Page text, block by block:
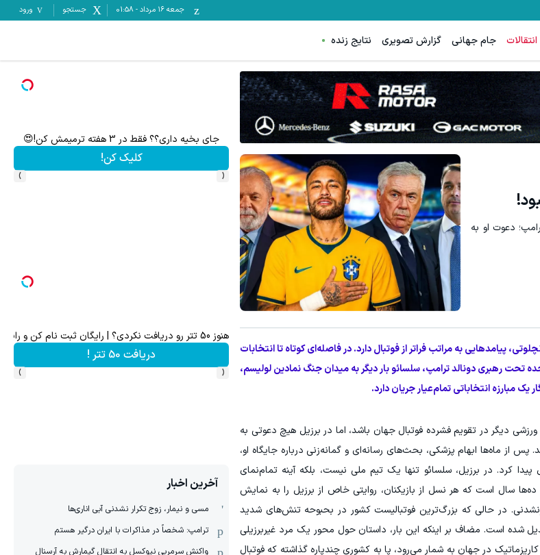
جمعه ۱۶ مرداد -
01:58 جستجو ورود
جام جهانی گزارش تصویری نتایج زنده
دعوت او به
پیامدهایی به مراتب فراتر از فوتبال دارد. در فاصله‌ای کوتاه تا انتخابات
جهانی ۲۰۲۶ به میزبانی ایالات متحده تحت رهبری دونالد ترامپ، سلسائو بار دیگر به میدان جنگ نمادین لولیسم،
یک رویداد ورزشی دیگر در تقویم فشرده فوتبال جهان باشد، اما در برزیل هیچ دعوتی به
پس از ماه‌ها ابهام پزشکی، بحث‌های رسانه‌ای و گمانه‌زنی درباره جایگاه او،
پیدا کرد. در برزیل، سلسائو تنها یک تیم ملی نیست، بلکه آینه تمام‌نمای
سال است که هر نسل از بازیکنان، روایتی خاص از برزیل را به نمایش
در حالی که بزرگ‌ترین فوتبالیست کشور در بحبوحه تنش‌های شدید
شده است. مضاف بر اینکه این بار، داستان حول محور یک مرد غیربرزیلی
در جهان به شمار می‌رود، پا به کشوری چندپاره گذاشته که فوتبال
اومدید! | فقط ۲۵ میلیون !فرصت ویژه‼️ استخدام بیمه سامان با حقوق و مزایای بالا
تکمیل فرم
جای بخیه داری؟؟ فقط در 3 هفته ترمیمش کن!😍
کلیک کن!
‹
›
کلیک کن!
هنوز 50 تتر رو دریافت نکردی؟ | رایگان ثبت نام کن و رایگان شروع کن!
دریافت 50 تتر !
‹
›
آخرین اخبار
مسی و نیمار، زوج تکرار نشدنی آبی اناری‌ها
ترامپ: شخصاً در مذاکرات با ایران درگیر هستم
واکنش سرمربی نیوکسل به انتقال گیمارش به آرسنال